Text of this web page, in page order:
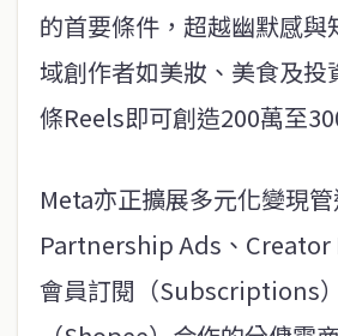
的首要條件，超越幽默感與
域創作者如美妝、美食及投
條Reels即可創造200萬至
Meta亦正擴展多元化變現
Partnership Ads、Creator
會員訂閱（Subscriptions